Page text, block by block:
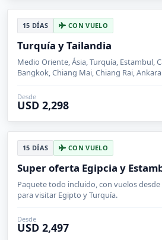
15 DÍAS CON VUELO
Turquía y Tailandia
Medio Oriente, Ásia, Turquía, Estambul,
Bangkok, Chiang Mai, Chiang Rai, Ankara
Desde
USD 2,298
15 DÍAS CON VUELO
Super oferta Egipcia y
Paquete todo incluido, con vuelos
para visitar Egipto y Turquía.
Desde
USD 2,497